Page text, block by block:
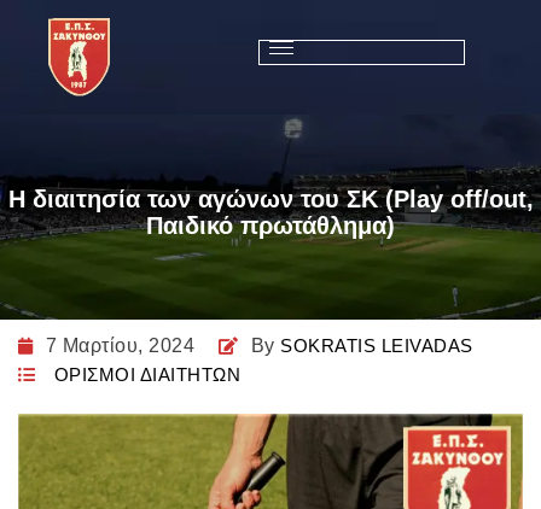
Η διαιτησία των αγώνων του ΣΚ (Play off/out,
Παιδικό πρωτάθλημα)
7 Μαρτίου, 2024 By SOKRATIS LEIVADAS
ΟΡΙΣΜΟΙ ΔΙΑΙΤΗΤΩΝ